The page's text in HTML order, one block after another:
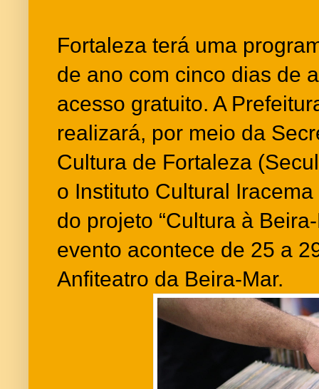
Fortaleza terá uma
de ano com cinco dias de
acesso gratuito. A
realizará, por meio da
Cultura de Fortaleza
o Instituto Cultural
do projeto “Cultura à
evento acontece de 25 a
Anfiteatro da Beira-Mar.